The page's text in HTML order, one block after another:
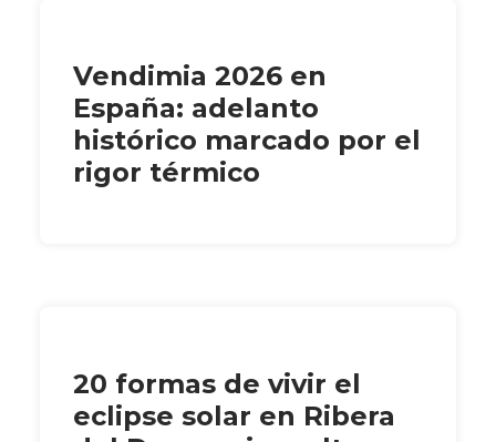
Vendimia 2026 en
España: adelanto
histórico marcado por el
rigor térmico
20 formas de vivir el
eclipse solar en Ribera